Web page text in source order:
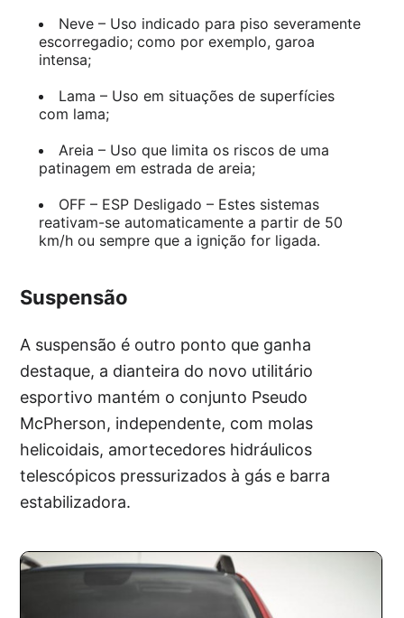
Neve – Uso indicado para piso severamente
escorregadio; como por exemplo, garoa
intensa;
Lama – Uso em situações de superfícies
com lama;
Areia – Uso que limita os riscos de uma
patinagem em estrada de areia;
OFF – ESP Desligado – Estes sistemas
reativam-se automaticamente a partir de 50
km/h ou sempre que a ignição for ligada.
Suspensão
A suspensão é outro ponto que ganha
destaque, a dianteira do novo utilitário
esportivo mantém o conjunto Pseudo
McPherson, independente, com molas
helicoidais, amortecedores hidráulicos
telescópicos pressurizados à gás e barra
estabilizadora.